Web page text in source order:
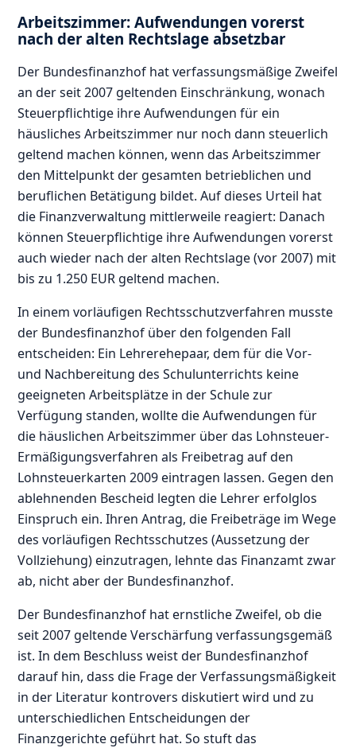
Arbeitszimmer: Aufwendungen vorerst
nach der alten Rechtslage absetzbar
Der Bundesfinanzhof hat verfassungsmäßige Zweifel
an der seit 2007 geltenden Einschränkung, wonach
Steuerpflichtige ihre Aufwendungen für ein
häusliches Arbeitszimmer nur noch dann steuerlich
geltend machen können, wenn das Arbeitszimmer
den Mittelpunkt der gesamten betrieblichen und
beruflichen Betätigung bildet. Auf dieses Urteil hat
die Finanzverwaltung mittlerweile reagiert: Danach
können Steuerpflichtige ihre Aufwendungen vorerst
auch wieder nach der alten Rechtslage (vor 2007) mit
bis zu 1.250 EUR geltend machen.
In einem vorläufigen Rechtsschutzverfahren musste
der Bundesfinanzhof über den folgenden Fall
entscheiden: Ein Lehrerehepaar, dem für die Vor-
und Nachbereitung des Schulunterrichts keine
geeigneten Arbeitsplätze in der Schule zur
Verfügung standen, wollte die Aufwendungen für
die häuslichen Arbeitszimmer über das Lohnsteuer-
Ermäßigungsverfahren als Freibetrag auf den
Lohnsteuerkarten 2009 eintragen lassen. Gegen den
ablehnenden Bescheid legten die Lehrer erfolglos
Einspruch ein. Ihren Antrag, die Freibeträge im Wege
des vorläufigen Rechtsschutzes (Aussetzung der
Vollziehung) einzutragen, lehnte das Finanzamt zwar
ab, nicht aber der Bundesfinanzhof.
Der Bundesfinanzhof hat ernstliche Zweifel, ob die
seit 2007 geltende Verschärfung verfassungsgemäß
ist. In dem Beschluss weist der Bundesfinanzhof
darauf hin, dass die Frage der Verfassungsmäßigkeit
in der Literatur kontrovers diskutiert wird und zu
unterschiedlichen Entscheidungen der
Finanzgerichte geführt hat. So stuft das